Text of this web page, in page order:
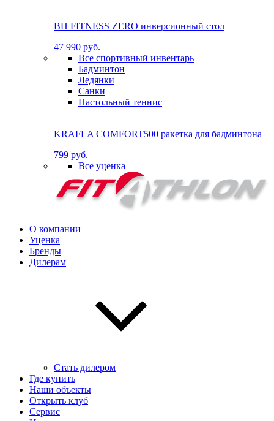
BH FITNESS ZERO инверсионный стол
47 990 руб.
Все спортивный инвентарь
Бадминтон
Ледянки
Санки
Настольный теннис
KRAFLA COMFORT500 ракетка для бадминтона
799 руб.
Все уценка
О компании
Уценка
Бренды
Дилерам
Стать дилером
Где купить
Наши объекты
Открыть клуб
Сервис